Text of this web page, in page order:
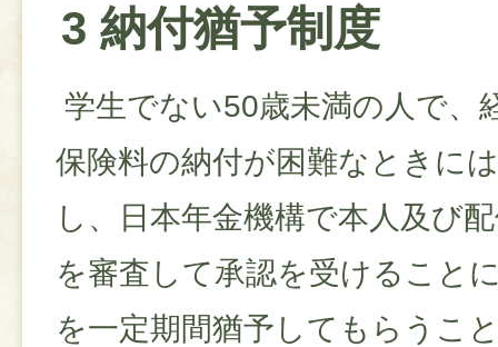
3 納付猶予制度
学生でない50歳未満の人で、
保険料の納付が困難なときに
し、日本年金機構で本人及び
を審査して承認を受けること
を一定期間猶予してもらうこ